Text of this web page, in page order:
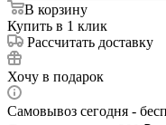
В корзину
Купить в 1 клик
Рассчитать доставку
Хочу в подарок
Самовывоз сегодня -